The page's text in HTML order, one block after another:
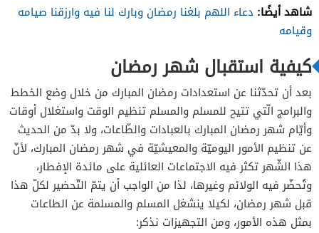
شاهد أيضًا: دعاء اللهم بلغنا رمضان وبارك لنا فيه وارزقنا صيامه
وقيامه
كيفية استقبال شهر رمضان
بعد أن تحدّثنا عن استعدادات رمضان المبارك من خلال وضع الخطط
والبرامج الّتي تتيح للمسلم والمسلم تنظيم الوقت واستغلال أوقات
وأيّام شهر رمضان المبارك بالعبادات والطّاعات، ولا بدّ من الحديث
عن تنظيم الأمور اليوميّة والمعيشيّة في شهر رمضان المبارك، لأنّ
هذا الشّهر تكثر فيه الاجتماعات العائلية على مائدة الإفطار،
وتُحضّر فيه الولائم وغيرها، لذا من الواجب أن يتمّ التّحضير لكلّ هذا
قبل شهر رمضان، لكيلا ينشغل المسلم والمسلمة عن الطاعات
بمثل هذه الأمور، ومن التجهيزات نذكر: